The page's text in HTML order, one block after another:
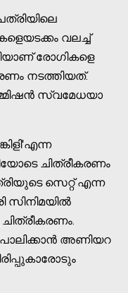
വലച്ച്
രോഗികളെ
നടത്തിയത്.
സ്വമേധയാ
ചിത്രീകരണം
സെറ്റ് എന്ന
സിനിമയില്‍
ചിത്രീകരണം.
അണിയറ